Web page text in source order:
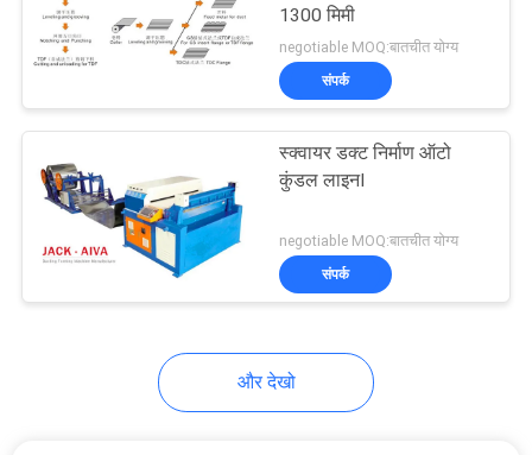
स्पाइरल डक्ट मशीन
गोल फ़्लैंज बनाने की मशीन
1300 मिमी
negotiable MOQ:बातचीत योग्य
संपर्क
स्क्वायर डक्ट निर्माण ऑटो
कुंडल लाइनⅠ
negotiable MOQ:बातचीत योग्य
संपर्क
और देखो